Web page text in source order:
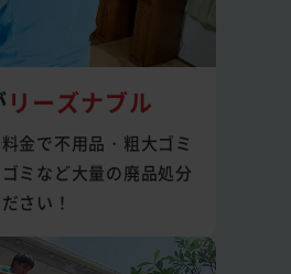
リーズナブル
金で不用品・粗大ゴミ
ミなど大量の廃品処分
さい！